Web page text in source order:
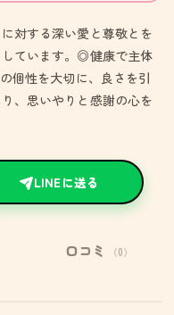
対する深い愛と尊敬とを
ています。◎健康で主体
個性を大切に、良さを引
、思いやりと感謝の心を
LINEに送る
口コミ （0）